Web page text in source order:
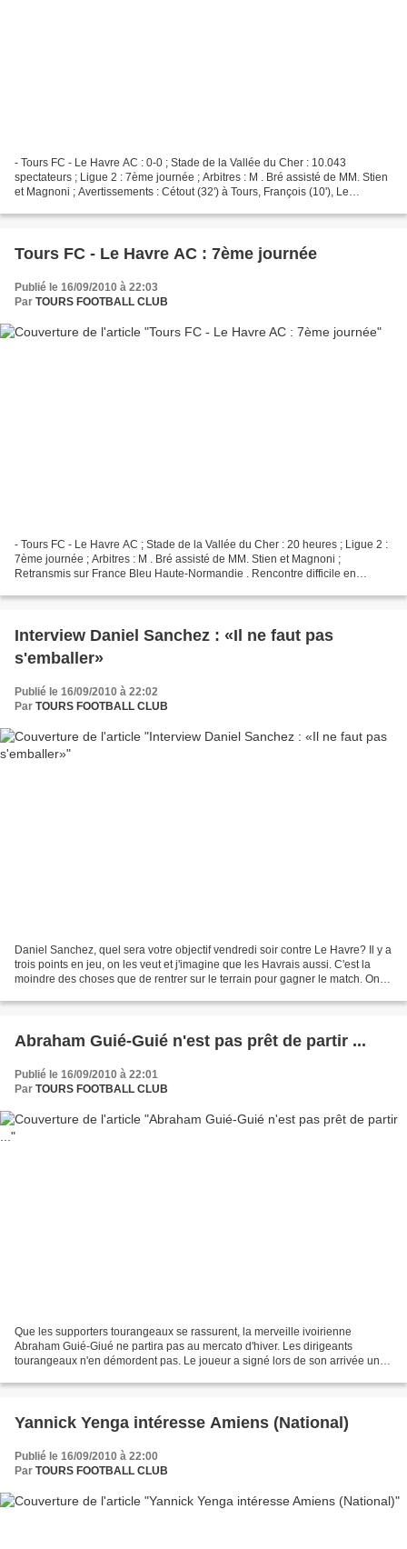
- Tours FC - Le Havre AC : 0-0 ; Stade de la Vallée du Cher : 10.043
spectateurs ; Ligue 2 : 7ème journée ; Arbitres : M . Bré assisté de MM. Stien
et Magnoni ; Avertissements : Cétout (32') à Tours, François (10'), Le
Tours FC - Le Havre AC : 7ème journée
Publié le 16/09/2010 à 22:03
Par TOURS FOOTBALL CLUB
- Tours FC - Le Havre AC ; Stade de la Vallée du Cher : 20 heures ; Ligue 2 :
7ème journée ; Arbitres : M . Bré assisté de MM. Stien et Magnoni ;
Retransmis sur France Bleu Haute-Normandie . Rencontre difficile en
Interview Daniel Sanchez : «Il ne faut pas
s'emballer»
Publié le 16/09/2010 à 22:02
Par TOURS FOOTBALL CLUB
Daniel Sanchez, quel sera votre objectif vendredi soir contre Le Havre? Il y a
trois points en jeu, on les veut et j'imagine que les Havrais aussi. C'est la
moindre des choses que de rentrer sur le terrain pour gagner le match. On
Abraham Guié-Guié n'est pas prêt de partir ...
Publié le 16/09/2010 à 22:01
Par TOURS FOOTBALL CLUB
Que les supporters tourangeaux se rassurent, la merveille ivoirienne
Abraham Guié-Giué ne partira pas au mercato d'hiver. Les dirigeants
tourangeaux n'en démordent pas. Le joueur a signé lors de son arrivée un
Yannick Yenga intéresse Amiens (National)
Publié le 16/09/2010 à 22:00
Par TOURS FOOTBALL CLUB